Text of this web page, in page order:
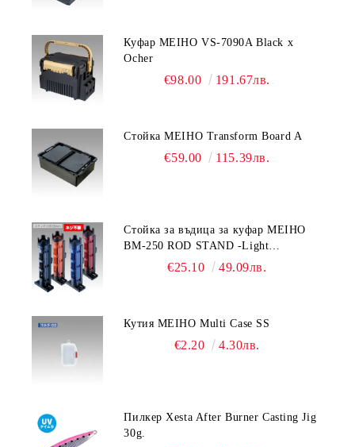
Куфар MEIHO VS-7090A Black x
Ocher
€98.00 191.67лв.
Стойка MEIHO Transform Board A
€59.00 115.39лв.
Стойка за въдица за куфар MEIHO
BM-250 ROD STAND -Light
Blue/Black color
€25.10 49.09лв.
Кутия MEIHO Multi Case SS
€2.20 4.30лв.
Пилкер Xesta After Burner Casting Jig
30g.